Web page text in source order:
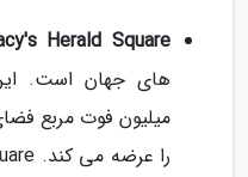
Herald Square:
های جهان است.